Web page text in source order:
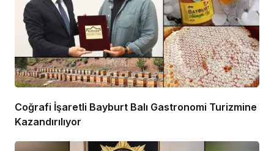
Coğrafi İşaretli Bayburt Balı Gastronomi Turizmine
Kazandırılıyor